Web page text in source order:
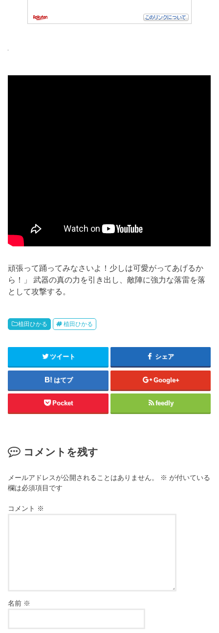
頑張って踊ってみなさいよ！少しは可愛がってあげるか
ら！」 武器の真の力を引き出し、敵陣に強力な落雷を落
として攻撃する。
植田ひかる 植田ひかる
ツイート シェア
はてブ Google+
Pocket feedly
コメントを残す
メールアドレスが公開されることはありません。 ※ が付いている
欄は必須項目です
コメント ※
名前 ※